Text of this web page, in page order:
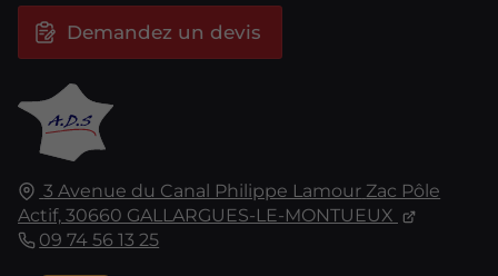
3 Avenue du Canal Philippe Lamour Zac Pôle
Actif, 30660 GALLARGUES-LE-MONTUEUX
09 74 56 13 25
Demandez un devis